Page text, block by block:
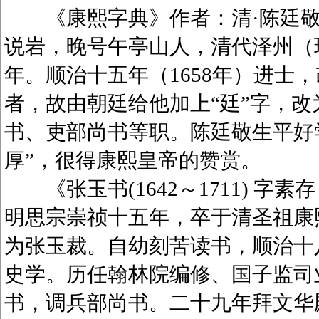
《康熙字典》作者：清·陈廷敬
说岩，晚号午亭山人，清代泽州
年。顺治十五年（1658年）进士
者，故由朝廷给他加上“廷”字，
书、吏部尚书等职。陈廷敬生平
厚”，很得康熙皇帝的赞赏。
《张玉书(1642～1711) 字素存
明思宗崇祯十五年，卒于清圣祖
为张玉裁。自幼刻苦读书，顺治
史学。历任翰林院编修、国子监
书，调兵部尚书。二十九年拜文